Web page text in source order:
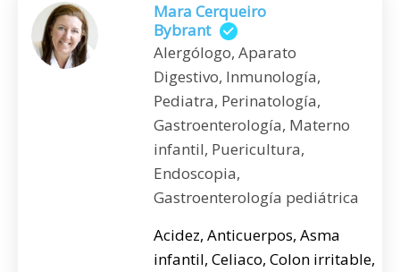
Mara Cerqueiro
Bybrant
Alergólogo, Aparato
Digestivo, Inmunología,
Pediatra, Perinatología,
Gastroenterología, Materno
infantil, Puericultura,
Endoscopia,
Gastroenterología pediátrica
Acidez, Anticuerpos, Asma
infantil, Celiaco, Colon irritable,